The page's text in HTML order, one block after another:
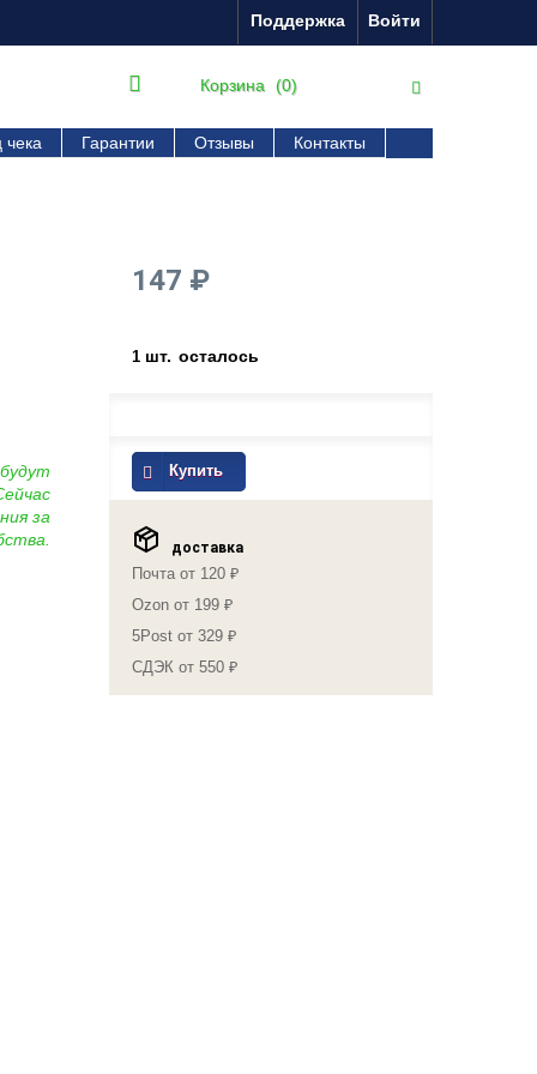
Войти
Поддержка
Корзина (0)
чека Гарантии Отзывы Контакты
за
147 ₽
1 шт. осталось
Купить
доставка
Почта от 120 ₽
Ozon от 199 ₽
5Post от 329 ₽
СДЭК от 550 ₽